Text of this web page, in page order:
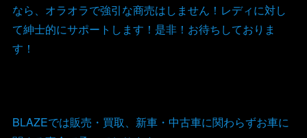
なら、オラオラで強引な商売はしません！レディに対し
て紳士的にサポートします！是非！お待ちしておりま
す！
BLAZEでは販売・買取、新車・中古車に関わらずお車に